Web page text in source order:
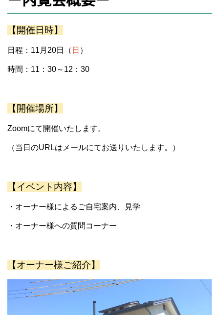
【開催日時】
日程：11月20日（ 日 ）
時間：11：30～12：30
【開催場所】
Zoomにて開催いたします。
（当日のURLはメールにてお送りいたします。）
【イベント内容】
・オーナー様によるご自宅案内、見学
・オーナー様への質問コーナー
【オーナー様ご紹介】